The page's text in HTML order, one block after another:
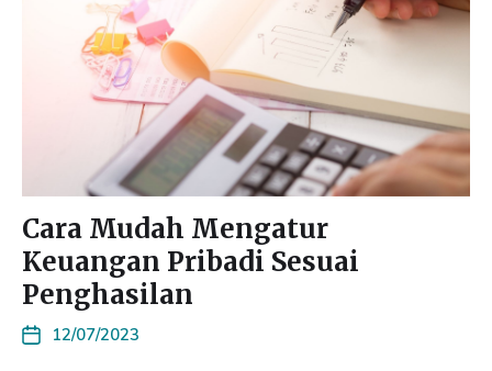
Cara Mudah Mengatur
Keuangan Pribadi Sesuai
Penghasilan
12/07/2023